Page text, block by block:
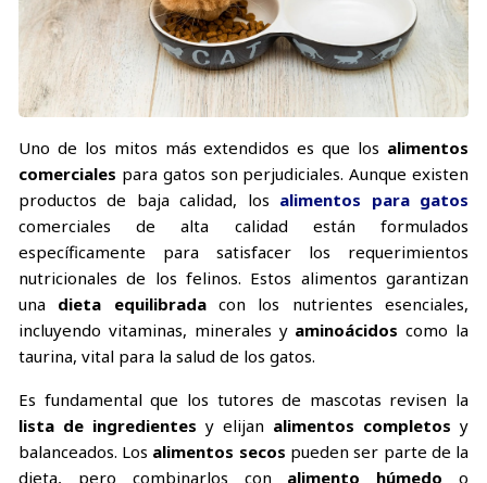
Uno de los mitos más extendidos es que los alimentos
comerciales para gatos son perjudiciales. Aunque existen
productos de baja calidad, los alimentos para gatos
comerciales de alta calidad están formulados
específicamente para satisfacer los requerimientos
nutricionales de los felinos. Estos alimentos garantizan
una dieta equilibradacon los nutrientes esenciales,
incluyendo vitaminas, minerales y aminoácidos como la
taurina, vital para la salud de los gatos.
Es fundamental que los tutores de mascotas revisen la
lista de ingredientes y elijan alimentos completos y
balanceados. Los alimentos secos pueden ser parte de la
dieta, pero combinarlos con alimento húmedo o